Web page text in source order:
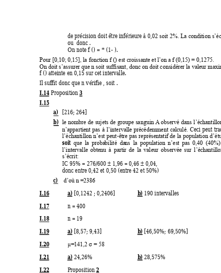
de précision doit être inférieure à 0,02 soit 2%. La condition
ou  donc .
On note f () = * (1- ).
Pour [0,10; 0,15], la fonction f () est croissante et l’on a f (0,15) = 0,1275.
On doit s’assurer que n soit suffisant, donc on doit considérer la valeur
f () atteinte en 0,15 sur cet intervalle.
Il suffit donc que n vérifie , soit .
I.14 Proposition 3
I.15
a) [216; 264]
b) le nombre de sujets de groupe sanguin A observé dans
n’appartient pas à l’intervalle précédemment calculé. Ceci peut
l’échantillon n’est peut-être pas représentatif de la population
soit que la probabilité dans  la population n’est pas 0,40
l’intervalle obtenu à partir de la valeur observée sur
s’écrit:
IC 95% = 276/600  1,96 = 0,46  0,04,
donc entre 0,42 et 0,50 (entre 42 et 50%)
c) d’où n =2386
I.16 a) [0,1242 ; 0,2406] b) 190 intervalles
I.17 n = 400
I.18 n = 19
I.19 a) [8,57; 9,43] b) [46,50%; 69,50%]
I.20 µ=141,2 σ = 58
I.21 a) 24,26% b) 28,575%
I.22 Proposition 2